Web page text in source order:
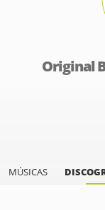
Original
MÚSICAS